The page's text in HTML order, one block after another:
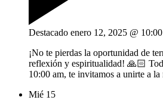
Destacado enero 12, 2025 @
¡No te pierdas la oportunidad de
reflexión y espiritualidad! 🙏🏻
10:00 am, te invitamos a unirte a
Mié 15